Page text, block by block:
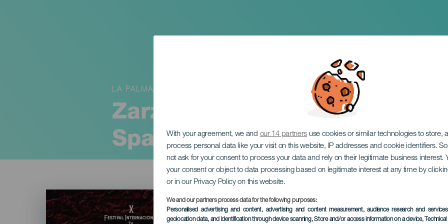
With your agreement, we and our 14 partners use cookies or similar technologies to store,
process personal data like your visit on this website, IP addresses and cookie identifiers.
not ask for your consent to process your data and rely on their legitimate business interest.
your consent or object to data processing based on legitimate interest at any time by
or in our Privacy Policy on this website.
We and our partners process data for the following purposes:
Personalised advertising and content, advertising and content measurement, audience research and
geolocation data, and identification through device scanning, Store and/or access information on a device,
Zarzuela per Tutti - Festival
Spagnola e Zarzuela di La
LA PALMA
Listado